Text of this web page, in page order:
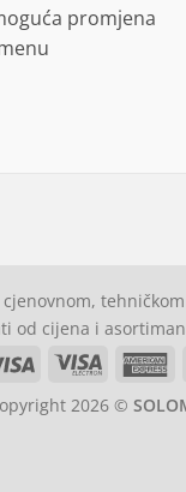
promjena
od cijena i
Visa
Visa
2026 ©